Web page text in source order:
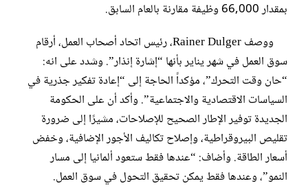
بمقدار 66,000 وظيفة مقارنة بالعام السابق.
ووصف Rainer Dulger، رئيس اتحاد أصحاب العمل، أرقام
سوق العمل في شهر يناير بأنها “إشارة إنذار”. وشدد على انه:
“حان وقت التحرك”، مؤكداً الحاجة إلى “إعادة تفكير جذرية في
السياسات الاقتصادية والاجتماعية”. وأكد أن على الحكومة
الجديدة توفير الإطار الصحيح للإصلاحات، مشيرًا إلى ضرورة
تقليص البيروقراطية، وإصلاح تكاليف الأجور الإضافية، وخفض
أسعار الطاقة. وأضاف: “عندها فقط ستعود ألمانيا إلى مسار
النمو”، وعندها فقط يمكن تحقيق التحول في سوق العمل.